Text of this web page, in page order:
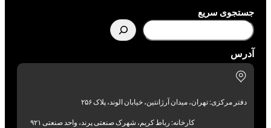
جستجوی سریع
آدرس
دفتر مرکزی: تهران، میدان آرژانتین، خیابان الوند، پلاک ۲۵۶
کارخانه: رباط کریم، شهرک صنعتی پرند، واحد صنعتی ۹۲۱